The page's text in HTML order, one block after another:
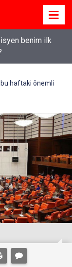
benim ilk
itirafçı mı oldu?
haftaki önemli